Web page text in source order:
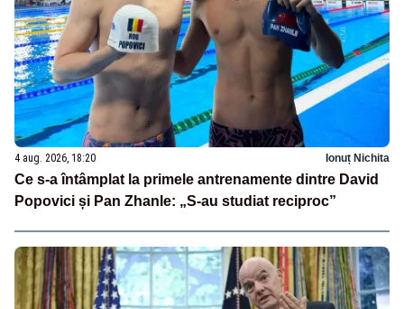
4 aug. 2026, 18:20 Ionuț Nichita
Ce s-a întâmplat la primele antrenamente dintre David
Popovici și Pan Zhanle: „S-au studiat reciproc”